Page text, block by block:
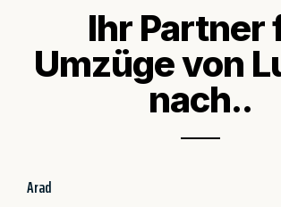
Ihr Partner
Umzüge von
nach..
Arad